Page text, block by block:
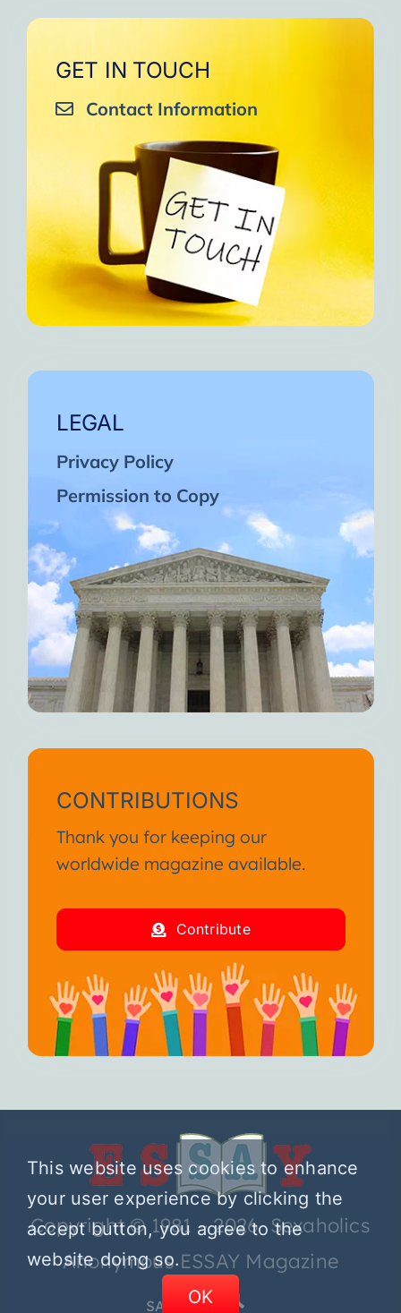
GET IN TOUCH
Contact Information
LEGAL
Privacy Policy
Permission to Copy
CONTRIBUTIONS
Thank you for keeping our
worldwide magazine available.
Contribute
Copyright © 1981 – 2026 Sexaholics
Anonymous ESSAY Magazine
SA.ORG
This website uses cookies to enhance
your user experience by clicking the
accept button, you agree to the
website doing so.
OK